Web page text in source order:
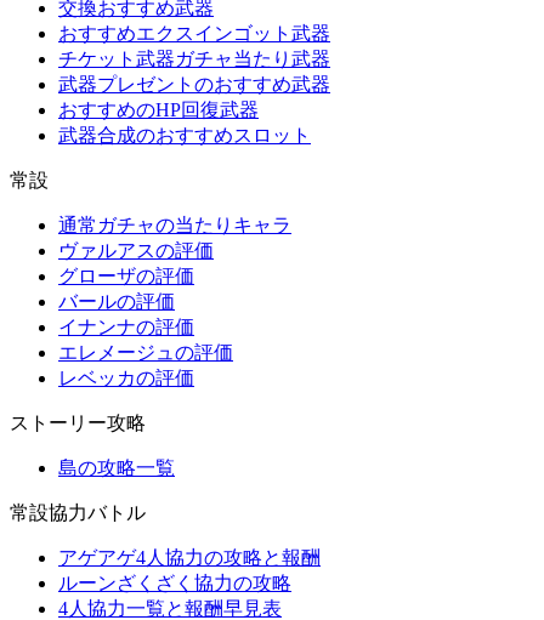
交換おすすめ武器
おすすめエクスインゴット武器
チケット武器ガチャ当たり武器
武器プレゼントのおすすめ武器
おすすめのHP回復武器
武器合成のおすすめスロット
常設
通常ガチャの当たりキャラ
ヴァルアスの評価
グローザの評価
バールの評価
イナンナの評価
エレメージュの評価
レベッカの評価
ストーリー攻略
島の攻略一覧
常設協力バトル
アゲアゲ4人協力の攻略と報酬
ルーンざくざく協力の攻略
4人協力一覧と報酬早見表